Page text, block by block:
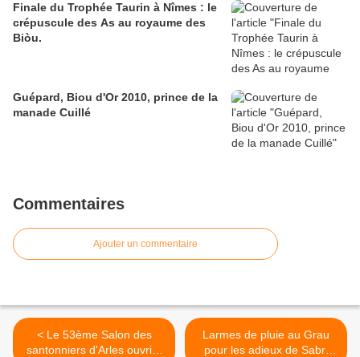
Finale du Trophée Taurin à Nîmes : le
crépuscule des As au royaume des
Biòu.
Guépard, Biou d'Or 2010, prince de la
manade Cuillé
Commentaires
Ajouter un commentaire
< Le 53ème Salon des
santonniers d'Arles ouvrira
Larmes de pluie au Grau
pour les adieux de Sabri